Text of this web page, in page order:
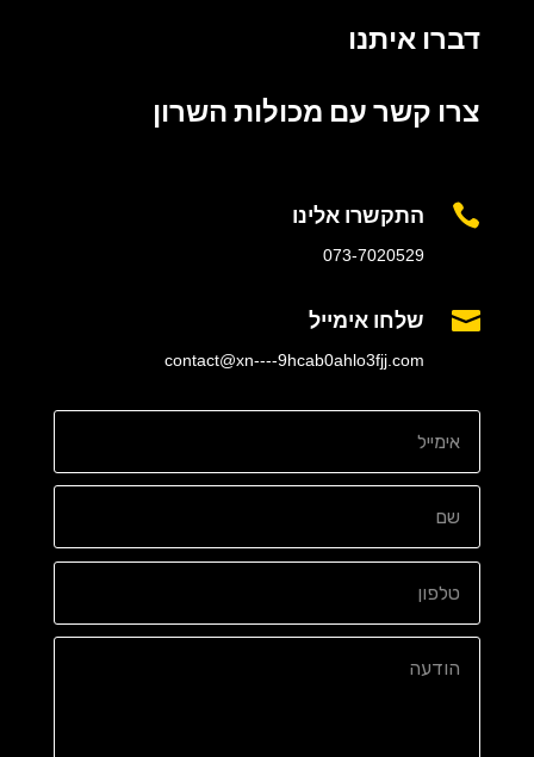
דברו איתנו
צרו קשר עם מכולות השרון
 התקשרו אלינו
073-7020529
 שלחו אימייל
contact@xn----9hcab0ahlo3fjj.com